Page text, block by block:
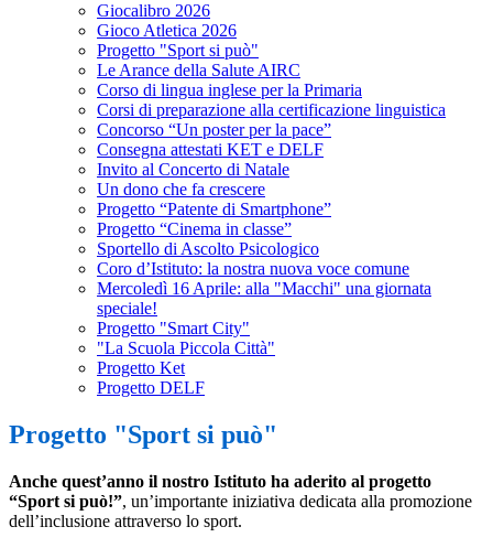
Giocalibro 2026
Gioco Atletica 2026
Progetto "Sport si può"
Le Arance della Salute AIRC
Corso di lingua inglese per la Primaria
Corsi di preparazione alla certificazione linguistica
Concorso “Un poster per la pace”
Consegna attestati KET e DELF
Invito al Concerto di Natale
Un dono che fa crescere
Progetto “Patente di Smartphone”
Progetto “Cinema in classe”
Sportello di Ascolto Psicologico
Coro d’Istituto: la nostra nuova voce comune
Mercoledì 16 Aprile: alla "Macchi" una giornata
speciale!
Progetto "Smart City"
"La Scuola Piccola Città"
Progetto Ket
Progetto DELF
Progetto "Sport si può"
Anche quest’anno il nostro Istituto ha aderito al progetto
“Sport si può!”, un’importante iniziativa dedicata alla promozione
dell’inclusione attraverso lo sport.